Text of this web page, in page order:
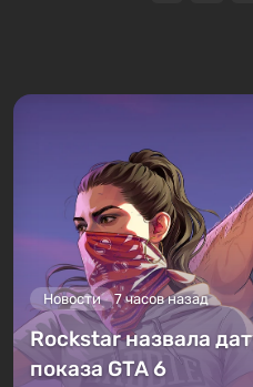
Новости 7 часов назад
Rockstar назвала
показа GTA 6